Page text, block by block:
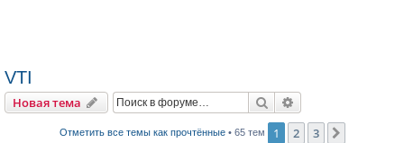
VTI
Новая тема Поиск
Отметить все темы как прочтённые• 65 тем 1 2 3